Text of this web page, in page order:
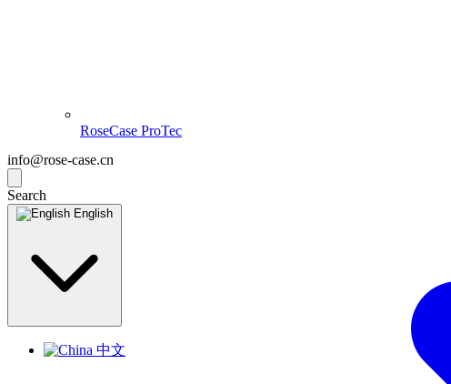
info@rose-case.cn
Search
English
中文
RoseCase ProTec